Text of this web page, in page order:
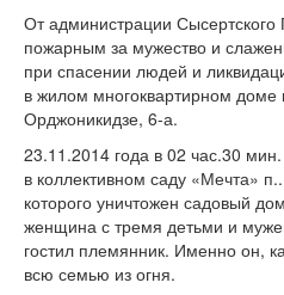
От администрации
пожарным за мужество и
при спасении людей и
в жилом многоквартирном доме
Орджоникидзе, 6-а.
23.11.2014 года в 02 час.30
в коллективном саду «Мечта»
которого уничтожен садовый
женщина с тремя детьми и
гостил племянник. Именно он,
всю семью из огня.